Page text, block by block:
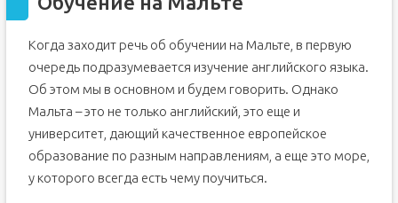
Когда заходит речь об обучении на Мальте, в первую
очередь подразумевается изучение английского языка.
Об этом мы в основном и будем говорить. Однако
Мальта – это не только английский, это еще и
университет, дающий качественное европейское
образование по разным направлениям, а еще это море,
у которого всегда есть чему поучиться.